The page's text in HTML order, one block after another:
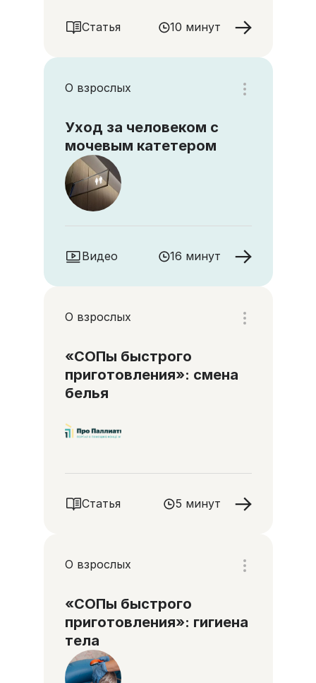
Статья 10 минут
О взрослых
Уход за человеком с
мочевым катетером
Видео 16 минут
О взрослых
«СОПы быстрого
приготовления»: смена
белья
Статья 5 минут
О взрослых
«СОПы быстрого
приготовления»: гигиена
тела